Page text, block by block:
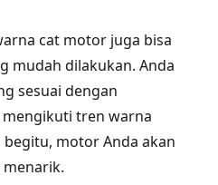
cat motor juga bisa
mudah dilakukan. Anda
sesuai dengan
tren warna
motor Anda akan